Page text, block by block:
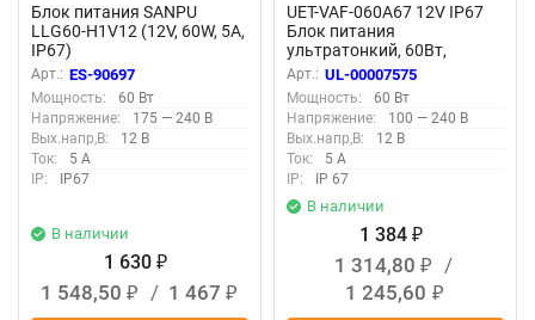
Блок питания SANPU
LLG60-H1V12 (12V, 60W, 5A,
IP67)
Арт.: ES-90697
Мощность:
60 Вт
Напряжение:
175 — 240 В
Вых.напр,В:
12 В
Ток:
5 А
IP:
IP67
В наличии
1 630 ₽
1 548,50 ₽ / 1 467 ₽
UET-VAF-060A67 12V IP67
Блок питания
ультратонкий, 60Вт,
Металлический корпус, TM
Uniel
Арт.: UL-00007575
Мощность:
60 Вт
Напряжение:
100 — 240 В
Вых.напр,В:
12 В
Ток:
5 А
IP:
IP 67
В наличии
1 384 ₽
1 314,80 ₽
/
1 245,60 ₽